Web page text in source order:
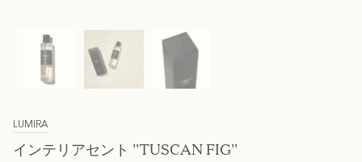
LUMIRA
インテリアセント ''TUSCAN FIG''